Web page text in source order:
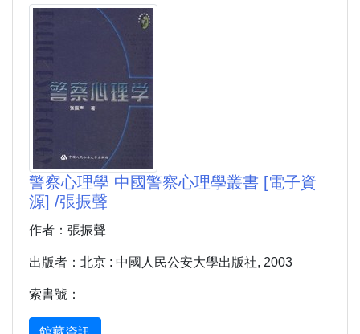
警察心理學 中國警察心理學叢書 [電子資
源] /張振聲
作者：張振聲
出版者：北京 : 中國人民公安大學出版社, 2003
索書號：